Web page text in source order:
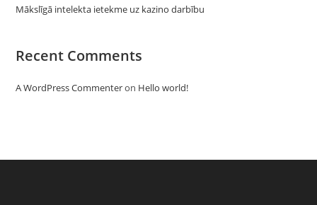
Mākslīgā intelekta ietekme uz kazino darbību
Recent Comments
A WordPress Commenteron Hello world!